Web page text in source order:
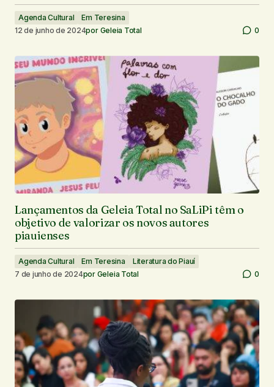
Agenda Cultural
Em Teresina
12 de junho de 2024por Geleia Total 0
Lançamentos da Geleia Total no SaLiPi têm o
objetivo de valorizar os novos autores
piauienses
Agenda Cultural Em Teresina
Literatura do Piauí
7 de junho de 2024por Geleia Total 0